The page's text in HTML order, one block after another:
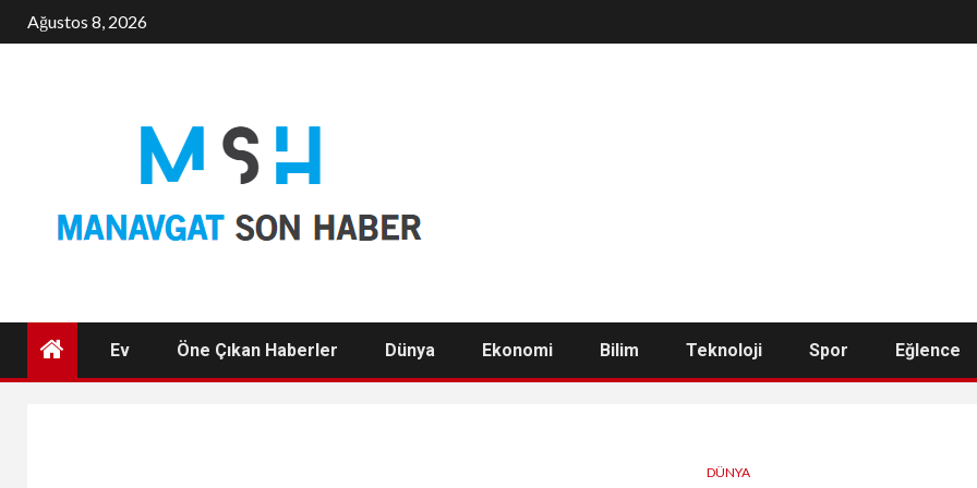
Ağustos 8, 2026
Ev Öne Çıkan Haberler Dünya Ekonomi Bilim Teknoloji Spor Eğlence
DÜNYA